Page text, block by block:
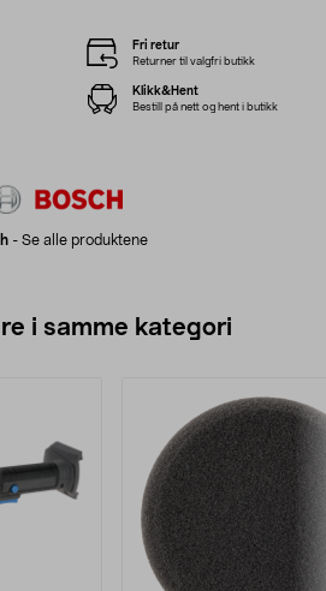
- Se alle produktene
Fri retur
Returner til valgfri butikk
Klikk&Hent
Bestill på nett og hent i butikk
i samme kategori